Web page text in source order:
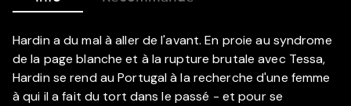
Hardin a du mal à aller de l'avant. En proie au syndrome
de la page blanche et à la rupture brutale avec Tessa,
Hardin se rend au Portugal à la recherche d'une femme
à qui il a fait du tort dans le passé - et pour se